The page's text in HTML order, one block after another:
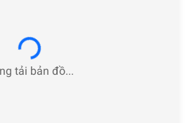
sách, nghỉ ngơi thư giãn trên ghế
hề cảm thấy bị đau nhức cơ
pháp hiệu quả giúp tạo được cảm
tải bản đồ...